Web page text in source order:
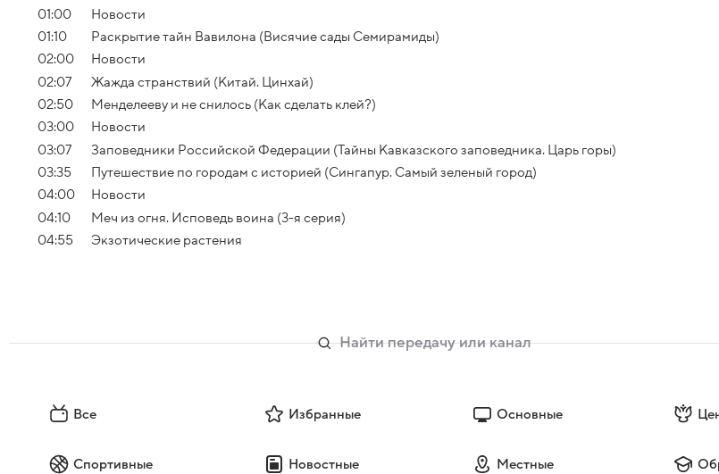
01:00
Новости
01:10
Раскрытие тайн Вавилона (Висячие сады Семирамиды)
02:00
Новости
02:07
Жажда странствий (Китай. Цинхай)
02:50
Менделееву и не снилось (Как сделать клей?)
03:00
Новости
03:07
Заповедники Российской Федерации (Тайны Кавказского заповедника. Царь горы)
03:35
Путешествие по городам с историей (Сингапур. Самый зеленый город)
04:00
Новости
04:10
Меч из огня. Исповедь воина (3-я серия)
04:55
Экзотические растения
Все Избранные Основные
Спортивные Новостные Местные